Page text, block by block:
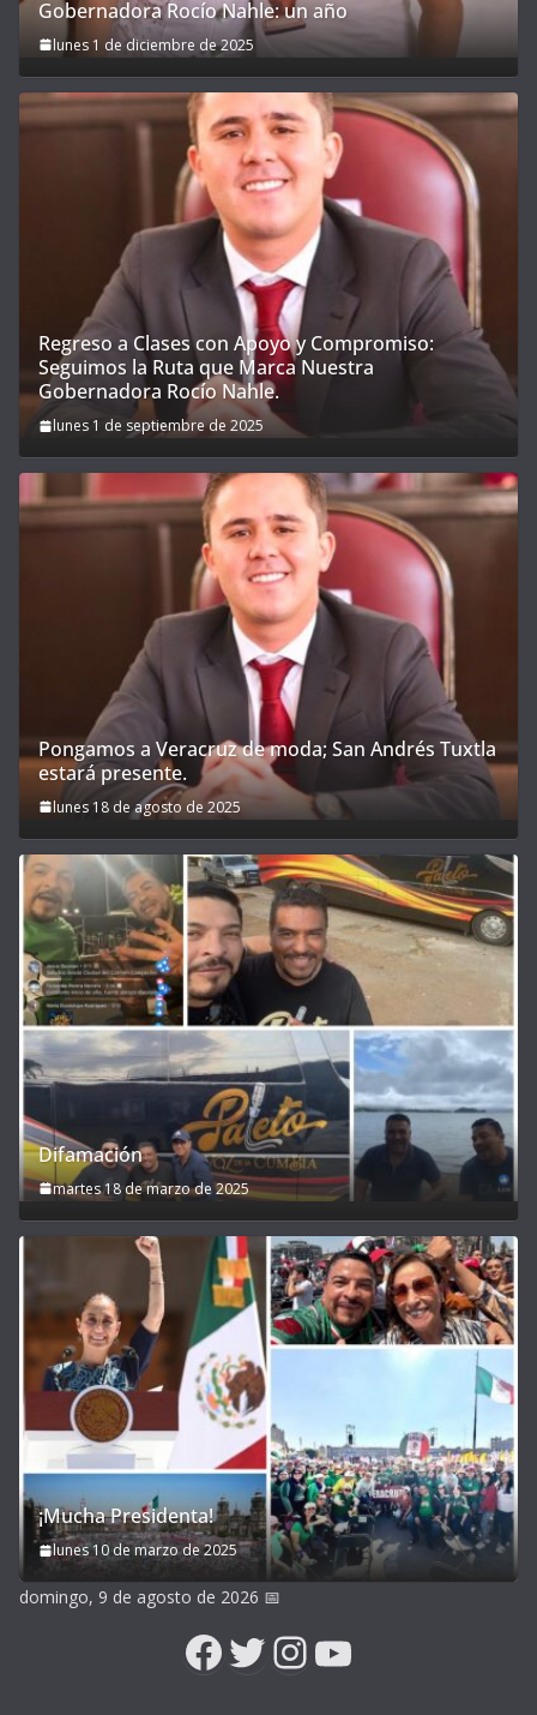
Gobernadora Rocío Nahle: un año
lunes 1 de diciembre de 2025
Regreso a Clases con Apoyo y Compromiso:
Seguimos la Ruta que Marca Nuestra
Gobernadora Rocío Nahle.
lunes 1 de septiembre de 2025
Pongamos a Veracruz de moda; San Andrés Tuxtla
estará presente.
lunes 18 de agosto de 2025
Difamación
martes 18 de marzo de 2025
¡Mucha Presidenta!
lunes 10 de marzo de 2025
domingo, 9 de agosto de 2026 📅
Facebook
Twitter
Instagram
YouTube